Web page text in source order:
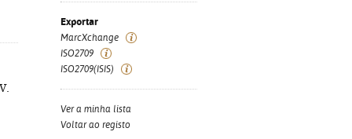
Exportar
MarcXchange
ISO2709
ISO2709(ISIS)
Ver a minha lista
Voltar ao registo